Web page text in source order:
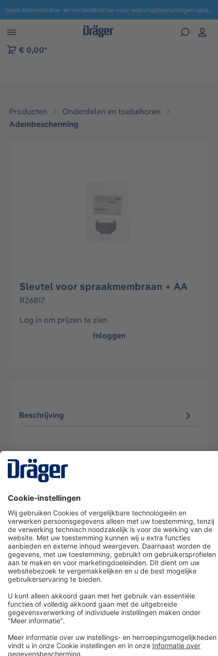
naar navigatie B2B-platform Geen administratie- en verzendkosten voor webshopbestellingen vanaf € 100,-.
€ 0,00*
Producten
Onderdelen en toebehoren
Adembescherming​
Sleutel voor spraakmembraan + AA
R26817
Log in om prijzen te zien
Inloggen
Beschrijving
Dräger klantenservice
Over Dräger
Bestellen in onze webshop
Community